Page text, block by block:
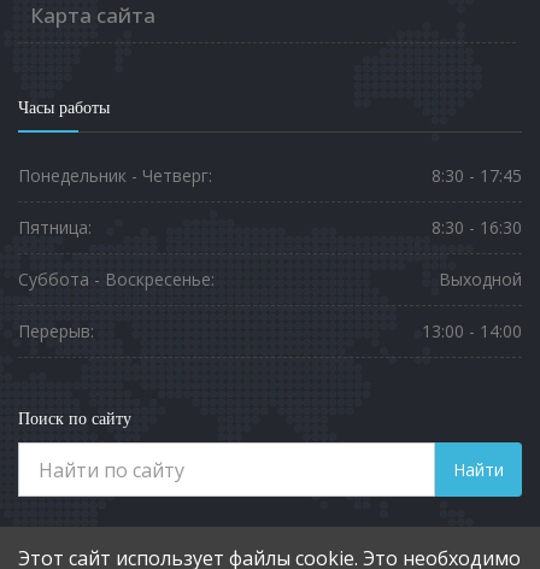
Карта сайта
Часы работы
Понедельник - Четверг: 8:30 - 17:45
Пятница: 8:30 - 16:30
Суббота - Воскресенье: Выходной
Перерыв: 13:00 - 14:00
Поиск по сайту
Найти
Телефоны
Этот сайт использует файлы cookie. Это необходимо